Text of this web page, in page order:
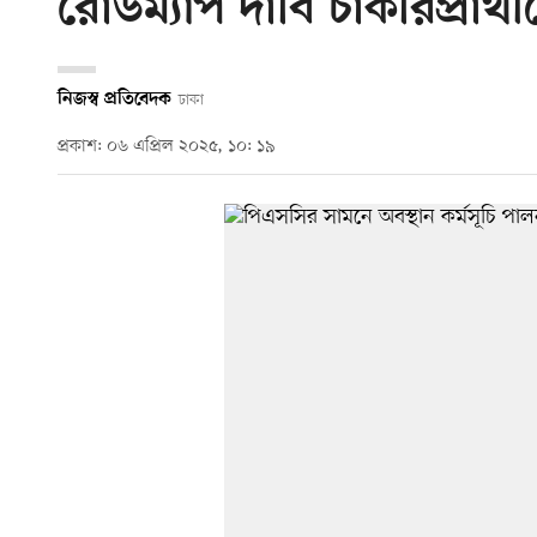
রোডম্যাপ দাবি
নিজস্ব প্রতিবেদক ঢাকা
প্রকাশ: ০৬ এপ্রিল ২০২৫, ১০: ১৯